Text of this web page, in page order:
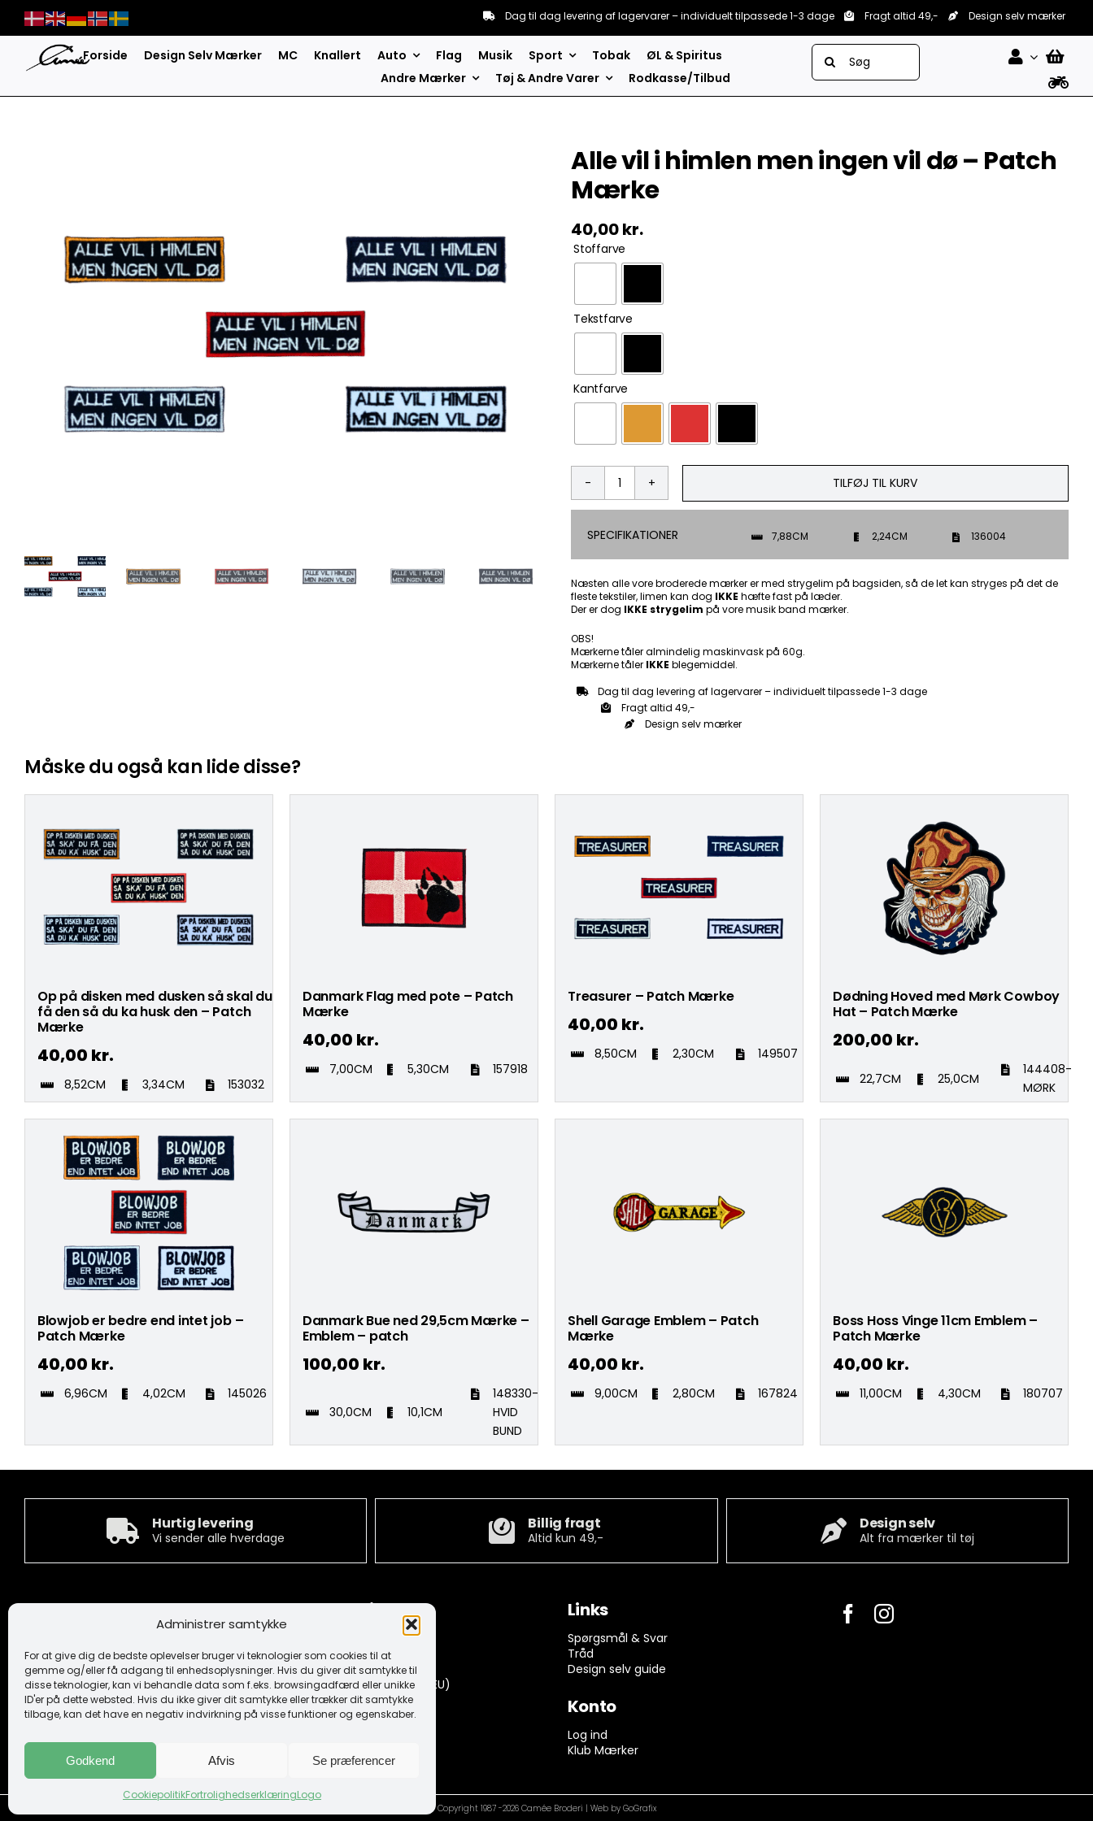
Administrer samtykke
For at give dig de bedste oplevelser bruger vi teknologier som cookies til at
gemme og/eller få adgang til enhedsoplysninger. Hvis du giver dit samtykke til
disse teknologier, kan vi behandle data som f.eks. browsingadfærd eller unikke
ID'er på dette websted. Hvis du ikke giver dit samtykke eller trækker dit samtykke
tilbage, kan det have en negativ indvirkning på visse funktioner og egenskaber.
Godkend Afvis Se præferencer
CookiepolitikFortrolighedserklæringLogo
content
Dag til dag levering af lagervarer – individuelt tilpassede 1-3 dage Fragt altid 49,- Design selv mærker
Forside Design Selv Mærker MC Knallert Auto Flag Musik Sport Tobak
ØL & Spiritus
Andre Mærker
Tøj & Andre Varer Rodkasse/Tilbud
Søg
efter:
Alle vil i himlen men ingen vil dø – Patch
Mærke
40,00kr.
Stoffarve
Tekstfarve
Kantfarve
Alle
vil
himlen
vil
dø
-
Mærke
antal
TILFØJ TIL KURV
SPECIFIKATIONER 7,88CM 2,24CM 136004
Næsten alle vore broderede mærker er med strygelim på bagsiden, så de let kan stryges på det de
fleste tekstiler, limen kan dog IKKE hæfte fast på læder.
Der er dog IKKE strygelim på vore musik band mærker.
OBS!
Mærkerne tåler almindelig maskinvask på 60g.
Mærkerne tåler IKKE blegemiddel.
Dag til dag levering af lagervarer – individuelt tilpassede 1-3 dage
Fragt altid 49,-
Design selv mærker
Måske du også kan lide disse?
Op på disken med dusken så skal du
få den så du ka husk den – Patch
Mærke
40,00 kr.
8,52CM 3,34CM 153032
Danmark Flag med pote – Patch
Mærke
40,00 kr.
7,00CM 5,30CM 157918
Treasurer – Patch Mærke
40,00 kr.
8,50CM 2,30CM 149507
Dødning Hoved med Mørk Cowboy
Hat – Patch Mærke
200,00 kr.
22,7CM 25,0CM
144408-
MØRK
Blowjob er bedre end intet job –
Patch Mærke
40,00 kr.
6,96CM 4,02CM 145026
Danmark Bue ned 29,5cm Mærke –
Emblem – patch
100,00 kr.
30,0CM 10,1CM
148330-
HVID
BUND
Shell Garage Emblem – Patch
Mærke
40,00 kr.
9,00CM 2,80CM 167824
Boss Hoss Vinge 11cm Emblem –
Patch Mærke
40,00 kr.
11,00CM 4,30CM 180707
Hurtig levering
Vi sender alle hverdage
Billig fragt
Altid kun 49,-
Design selv
Alt fra mærker til tøj
Kontakt
Løhdesvej 6
7442 Engesvang
+45 86 86 40 55
camee@broderi.dk
CVR: 13910073
Information
Handelsbetingelser
Ansvarsfraskrivelse
Cookiepolitik (EU)
Fortrolighedserklæring (EU)
Logo
Levering og returnering
Links
Spørgsmål & Svar
Tråd
Design selv guide
Konto
Log ind
Klub Mærker
Copyright 1987 -2026 Camée Broderi | Web by GoGrafix